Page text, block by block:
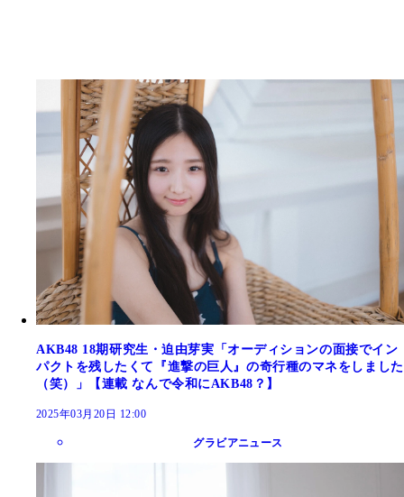
AKB48 18期研究生・迫由芽実「オーディションの面接でイン
パクトを残したくて『進撃の巨人』の奇行種のマネをしました
（笑）」【連載 なんで令和にAKB48？】
2025年03月20日 12:00
グラビアニュース